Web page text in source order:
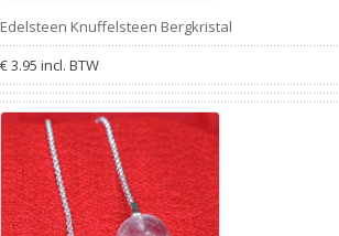
Edelsteen Knuffelsteen Bergkristal
€ 3.95 incl. BTW